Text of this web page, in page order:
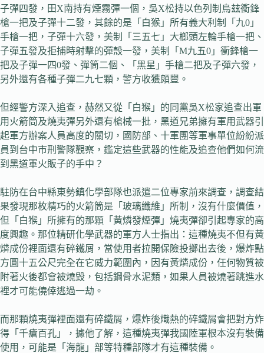
子彈四發，田X南持有煙霧彈一個，吳X松持以色列制烏玆衝鋒
槍一把及子彈十二發，其餘的是「白猴」所有義大利制「九0」
手槍一把，子彈十六發，美制「三五七」大榔頭左輪手槍一把、
子彈五發及拒捕時射擊的彈殼一發，美制「M九五0」衝鋒槍一
把及子彈一四0發、彈筒二個、「黑星」手槍二把及子彈六發，
另外還有各種子彈二九七顆，警方收獲頗豐。
但經警方深入追查，赫然又從「白猴」的同黨吳X松家追查出軍
用火箭筒及燒夷彈另外還有槍械一批，黑道兄弟擁有軍用武器引
起軍方辦案人員高度的關切，國防部、十軍團等軍事單位紛紛派
員到台中市刑警隊觀察，鑑定這些武器的性能及追查他們如何流
到黑道軍火販子的手中？
駐防在台中縣東勢鎮化學部隊也派遣二位專家前來調查，調查結
果發現那枚精巧的火箭筒是「玻璃纖維」所制，沒有什麼價值，
但「白猴」所擁有的那顆「黃燐發煙彈」燒夷彈卻引起專家的高
度興趣。那位精研化學武器的軍方人士指出：這種燒夷不但有黃
燐成份裡面還有碎鐵屑，當使用者拉開保險投擲出去後，爆炸點
方圓十五公尺完全在它威力範圍內，因有黃燐成份，任何物質被
附著火後都會被燒毀，包括鋼骨水泥類，如果人員被燒著跳進水
裡才可能僥倖逃過一劫。
而那顆燒夷彈裡面還有碎鐵屑，爆炸後熾熱的碎鐵屑會把對方炸
得「千瘡百孔」，據他了解，這種燒夷彈我國陸軍根本沒有裝備
使用，可能是「海龍」部等特種部隊才有這種裝備。